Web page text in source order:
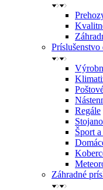
Príslušenstvo
Regále
Šport
Záhradné